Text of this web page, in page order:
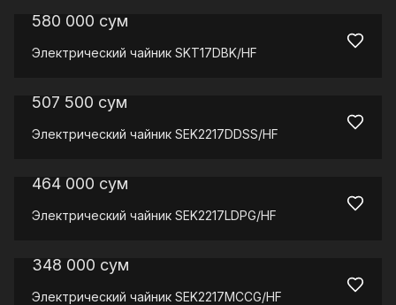
580 000 сум
Электрический чайник SKT17DBK/HF
507 500 сум
Электрический чайник SEK2217DDSS/HF
464 000 сум
Электрический чайник SEK2217LDPG/HF
348 000 сум
Электрический чайник SEK2217MCCG/HF